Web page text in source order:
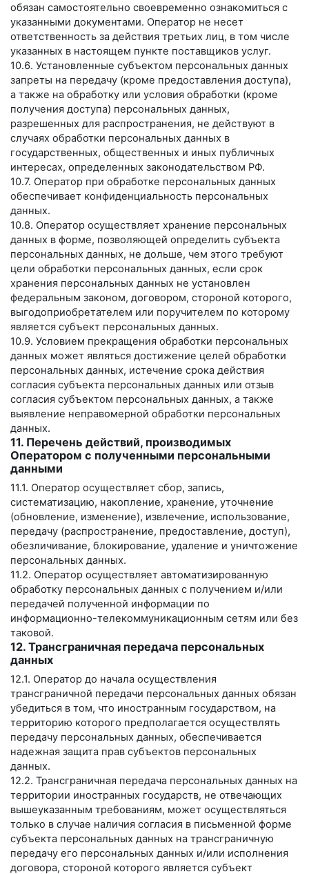
обязан самостоятельно своевременно ознакомиться с
указанными документами. Оператор не несет
ответственность за действия третьих лиц, в том числе
указанных в настоящем пункте поставщиков услуг.
10.6. Установленные субъектом персональных данных
запреты на передачу (кроме предоставления доступа),
а также на обработку или условия обработки (кроме
получения доступа) персональных данных,
разрешенных для распространения, не действуют в
случаях обработки персональных данных в
государственных, общественных и иных публичных
интересах, определенных законодательством РФ.
10.7. Оператор при обработке персональных данных
обеспечивает конфиденциальность персональных
данных.
10.8. Оператор осуществляет хранение персональных
данных в форме, позволяющей определить субъекта
персональных данных, не дольше, чем этого требуют
цели обработки персональных данных, если срок
хранения персональных данных не установлен
федеральным законом, договором, стороной которого,
выгодоприобретателем или поручителем по которому
является субъект персональных данных.
10.9. Условием прекращения обработки персональных
данных может являться достижение целей обработки
персональных данных, истечение срока действия
согласия субъекта персональных данных или отзыв
согласия субъектом персональных данных, а также
выявление неправомерной обработки персональных
данных.
11. Перечень действий, производимых
Оператором с полученными персональными
данными
11.1. Оператор осуществляет сбор, запись,
систематизацию, накопление, хранение, уточнение
(обновление, изменение), извлечение, использование,
передачу (распространение, предоставление, доступ),
обезличивание, блокирование, удаление и уничтожение
персональных данных.
11.2. Оператор осуществляет автоматизированную
обработку персональных данных с получением и/или
передачей полученной информации по
информационно-телекоммуникационным сетям или без
таковой.
12. Трансграничная передача персональных
данных
12.1. Оператор до начала осуществления
трансграничной передачи персональных данных обязан
убедиться в том, что иностранным государством, на
территорию которого предполагается осуществлять
передачу персональных данных, обеспечивается
надежная защита прав субъектов персональных
данных.
12.2. Трансграничная передача персональных данных на
территории иностранных государств, не отвечающих
вышеуказанным требованиям, может осуществляться
только в случае наличия согласия в письменной форме
субъекта персональных данных на трансграничную
передачу его персональных данных и/или исполнения
договора, стороной которого является субъект